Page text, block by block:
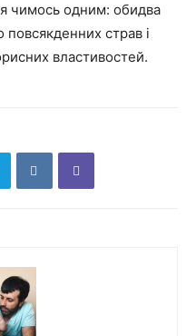
чимось одним: обидва
повсякденних страв і
властивостей.